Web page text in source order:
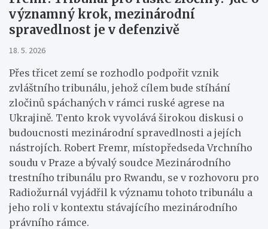
významný krok, mezinárodní
spravedlnost je v defenzivě
18. 5. 2026
Přes třicet zemí se rozhodlo podpořit vznik
zvláštního tribunálu, jehož cílem bude stíhání
zločinů spáchaných v rámci ruské agrese na
Ukrajině. Tento krok vyvolává širokou diskusi o
budoucnosti mezinárodní spravedlnosti a jejích
nástrojích. Robert Fremr, místopředseda Vrchního
soudu v Praze a bývalý soudce Mezinárodního
trestního tribunálu pro Rwandu, se v rozhovoru pro
Radiožurnál vyjádřil k významu tohoto tribunálu a
jeho roli v kontextu stávajícího mezinárodního
právního rámce.